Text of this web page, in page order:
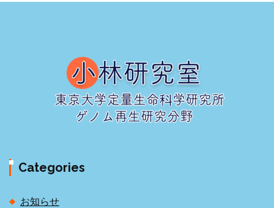
Categories
お知らせ